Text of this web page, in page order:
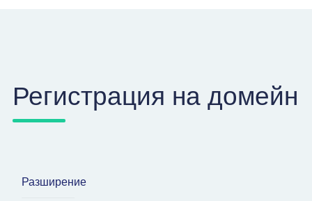
Регистрация на домейн
Разширение